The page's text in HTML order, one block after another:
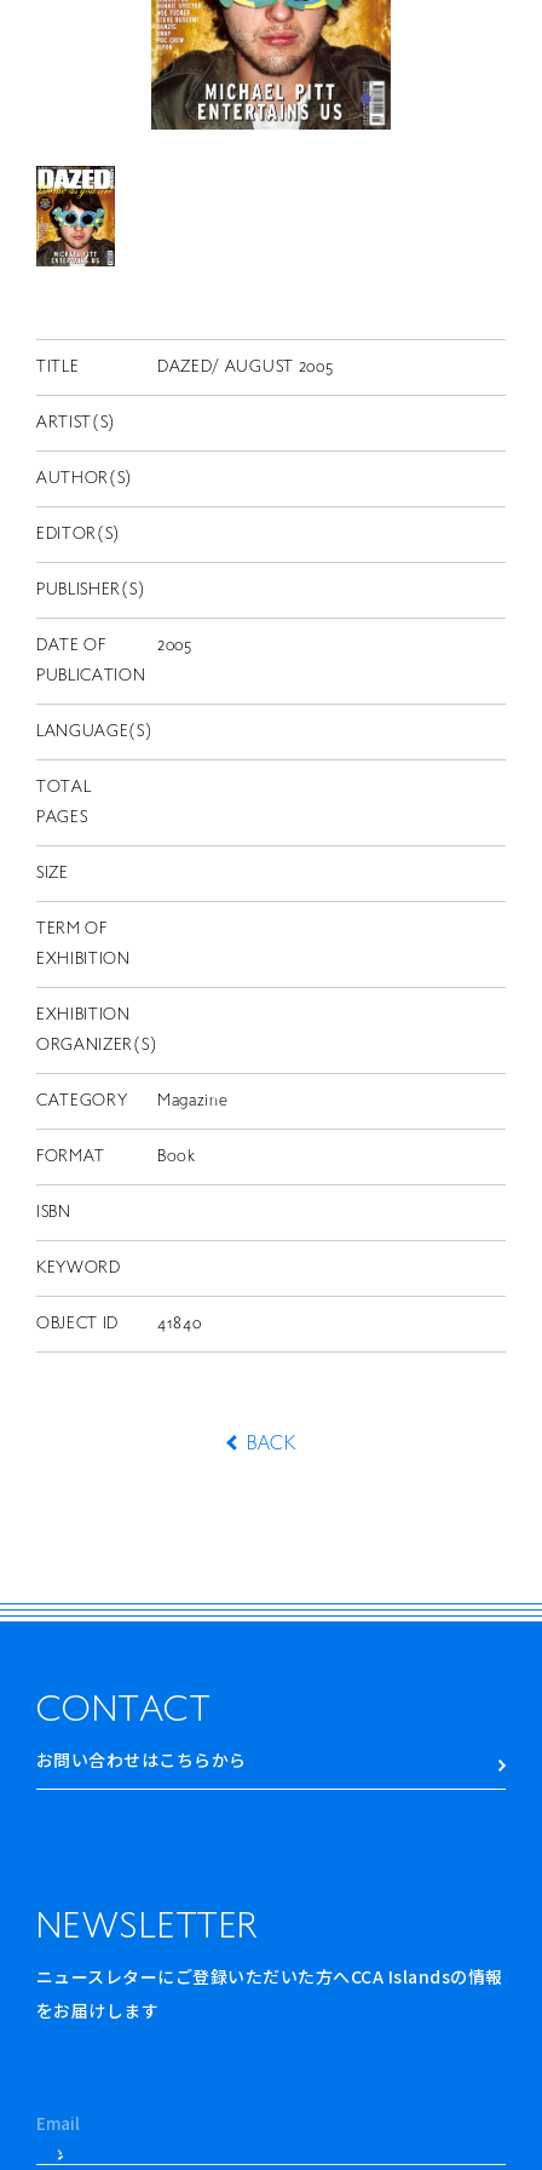
RETRACE
コンサート
出演者
動画
スカラシップ受賞者
EN
TITLE DAZED/ AUGUST 2005
ARTIST(S)
AUTHOR(S)
EDITOR(S)
PUBLISHER(S)
DATE OF
PUBLICATION
2005
LANGUAGE(S)
TOTAL
PAGES
SIZE
TERM OF
EXHIBITION
EXHIBITION
ORGANIZER(S)
CATEGORY Magazine
FORMAT Book
ISBN
KEYWORD
OBJECT ID 41840
BACK
CONTACT
お問い合わせはこちらから
NEWSLETTER
ニュースレターにご登録いただいた方へCCA Islandsの情報
をお届けします